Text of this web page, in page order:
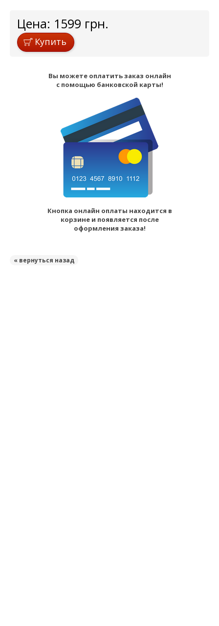
Цена: 1599 грн.
Купить
Вы можете оплатить заказ онлайн
с помощью банковской карты!
Кнопка онлайн оплаты находится в
корзине и появляется после
оформления заказа!
« вернуться назад